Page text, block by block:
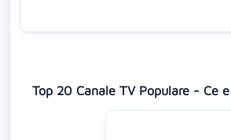
Top 20 Canale TV Populare - Ce